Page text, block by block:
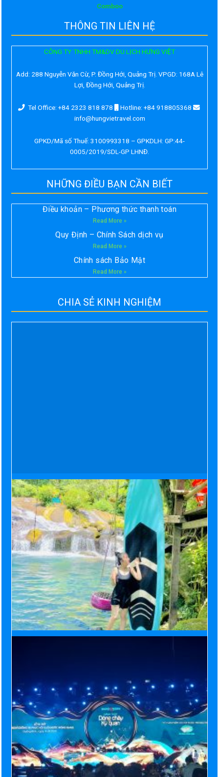
Comboo
THÔNG TIN LIÊN HỆ
CÔNG TY TNHH TM&DV DU LỊCH HƯNG VIỆT
Add: 288 Nguyễn Văn Cừ, P. Đồng Hới, Quảng Trị. VPGD: 168A Lê
Lợi, Đồng Hới, Quảng Trị.
Tel Office: +84 2323 818 878
Hotline: +84 918805368
info@hungvietravel.com
GPKD/Mã số Thuế: 3100993318 – GPKDLH: GP:44-
0005/2019/SDL-GP LHNĐ.
NHỮNG ĐIỀU BẠN CẦN BIẾT
Điều khoản – Phương thức thanh toán
Read More »
Quy Định – Chính Sách dịch vụ
Read More »
Chính sách Bảo Mật
Read More »
CHIA SẺ KINH NGHIỆM